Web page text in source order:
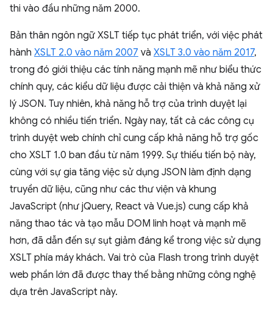
thi vào đầu những năm 2000.
Bản thân ngôn ngữ XSLT tiếp tục phát triển, với việc phát
hành XSLT 2.0 vào năm 2007 và XSLT 3.0 vào năm 2017,
trong đó giới thiệu các tính năng mạnh mẽ như biểu thức
chính quy, các kiểu dữ liệu được cải thiện và khả năng xử
lý JSON. Tuy nhiên, khả năng hỗ trợ của trình duyệt lại
không có nhiều tiến triển. Ngày nay, tất cả các công cụ
trình duyệt web chính chỉ cung cấp khả năng hỗ trợ gốc
cho XSLT 1.0 ban đầu từ năm 1999. Sự thiếu tiến bộ này,
cùng với sự gia tăng việc sử dụng JSON làm định dạng
truyền dữ liệu, cũng như các thư viện và khung
JavaScript (như jQuery, React và Vue.js) cung cấp khả
năng thao tác và tạo mẫu DOM linh hoạt và mạnh mẽ
hơn, đã dẫn đến sự sụt giảm đáng kể trong việc sử dụng
XSLT phía máy khách. Vai trò của Flash trong trình duyệt
web phần lớn đã được thay thế bằng những công nghệ
dựa trên JavaScript này.